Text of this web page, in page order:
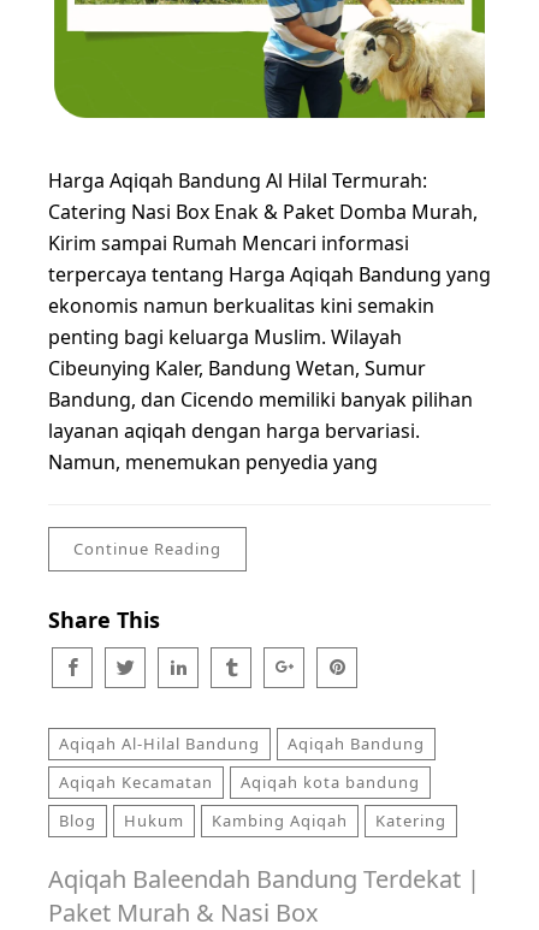
Harga Aqiqah Bandung Al Hilal Termurah:
Catering Nasi Box Enak & Paket Domba Murah,
Kirim sampai Rumah Mencari informasi
terpercaya tentang Harga Aqiqah Bandung yang
ekonomis namun berkualitas kini semakin
penting bagi keluarga Muslim. Wilayah
Cibeunying Kaler, Bandung Wetan, Sumur
Bandung, dan Cicendo memiliki banyak pilihan
layanan aqiqah dengan harga bervariasi.
Namun, menemukan penyedia yang
Continue Reading
Share This
Aqiqah Al-Hilal Bandung
Aqiqah Bandung
Aqiqah Kecamatan
Aqiqah kota bandung
Blog
Hukum Kambing Aqiqah Katering
Aqiqah Baleendah Bandung Terdekat |
Paket Murah & Nasi Box